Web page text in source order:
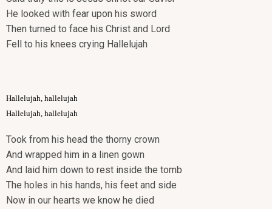
He looked with fear upon his sword
Then turned to face his Christ and Lord
Fell to his knees crying Hallelujah
Hallelujah, hallelujah
Hallelujah, hallelujah
Took from his head the thorny crown
And wrapped him in a linen gown
And laid him down to rest inside the tomb
The holes in his hands, his feet and side
Now in our hearts we know he died